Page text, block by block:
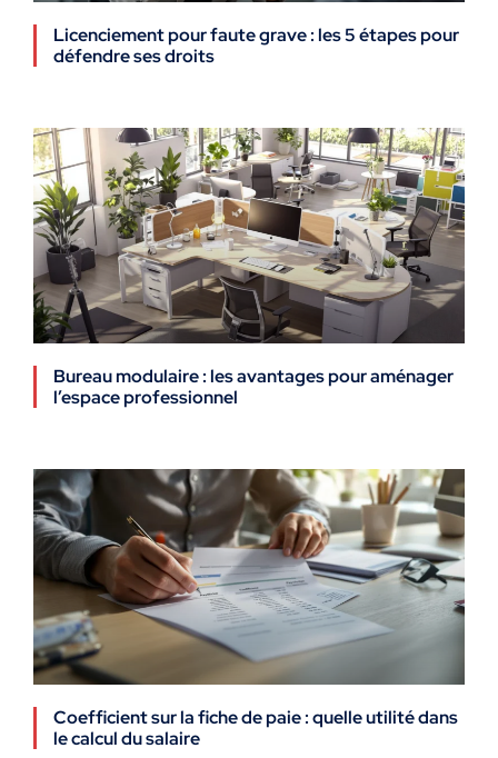
Licenciement pour faute grave : les 5 étapes pour
défendre ses droits
Bureau modulaire : les avantages pour aménager
l’espace professionnel
Coefficient sur la fiche de paie : quelle utilité dans
le calcul du salaire